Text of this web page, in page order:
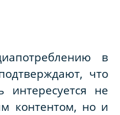
в
что
интересуется не
контентом, но и